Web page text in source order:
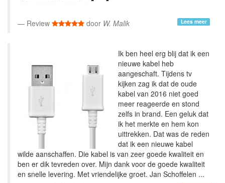
Review door W. Malik Lees meer
Ik ben heel erg blij dat ik een
nieuwe kabel heb
aangeschaft. Tijdens tv
kijken zag ik dat de oude
kabel van 2016 niet goed
meer reageerde en stond
zelfs in brand. Een geluk dat
ik het merkte en hem kon
uittrekken. Dat was de reden
dat ik een nieuwe kabel
wilde aanschaffen. Die kabel is van zeer goede kwaliteit en
ben er dik tevreden over. Mijn dank voor de goede kwaliteit
en snelle levering. Met vriendelijke groet. Jan Schoffelen ...